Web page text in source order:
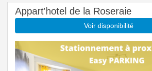
Appart'hotel de la Roseraie
Voir disponibilité